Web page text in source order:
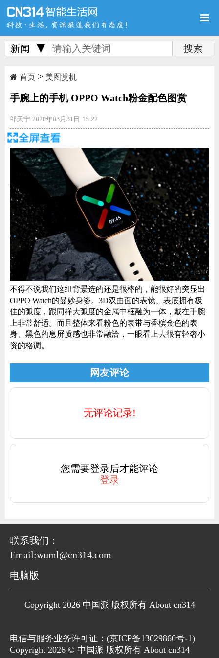
首页
导购
游记 直播
家电 技巧 作者
登录 注册
新闻
首页> 美图赏机
手腕上的手机 OPPO Watch粉金配色图赏
邹天宁 2020年03月31日 15:22
不得不说我们这组背景选的还是很棒的，能很好的突显出
OPPO Watch的曼妙身姿。3D双曲面的表镜、表底拥有极
佳的弧度，跟同样大弧度的金属中框融为一体，戴在手腕
上非常舒适。而且整体来看粉色的表带与香槟金色的表
身、黑色的息屏质感也非常融洽，一眼看上去很有轻奢小
资的格调。
2/11
网友评论
无评论记录!
您需要登录后才能评论
登录
联系我们：
Email:wuml@cn314.com
电脑版
Copyright 2026 中国派 版权所有 About cn314
电信与服务业务许可证：(京ICP备13029860号-1)
Copyright 2026 © 中国派 版权所有 About cn314